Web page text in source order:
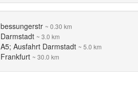
bessungerstr ~ 0.30 km
Darmstadt ~ 3.0 km
A5; Ausfahrt Darmstadt ~ 5.0 km
Frankfurt ~ 30.0 km